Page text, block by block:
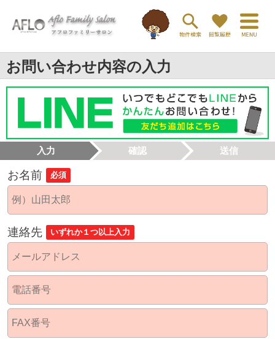
お問い合わせ内容の入力
入力 確認 送信
お名前 必須
連絡先 いずれか１つ以上入力